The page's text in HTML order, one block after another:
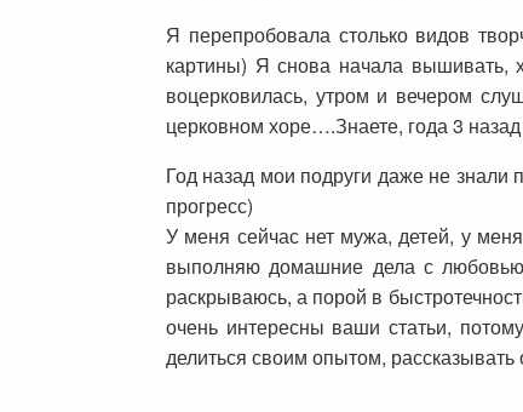
Я перепробовала столько видов
картины) Я снова начала вышивать,
воцерковилась, утром и вечером
церковном хоре….Знаете, года 3
Год назад мои подруги даже не
прогресс)
У меня сейчас нет мужа, детей, у
выполняю домашние дела с
раскрываюсь, а порой в
очень интересны ваши статьи,
делиться своим опытом,